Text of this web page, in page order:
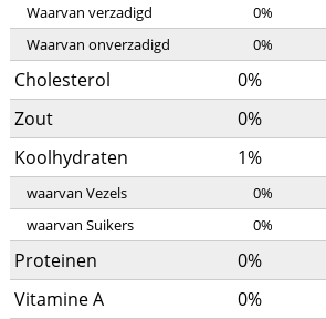
Waarvan verzadigd 0%
Waarvan onverzadigd
0%
Cholesterol 0%
Zout
0%
Koolhydraten
1%
waarvan Vezels 0%
waarvan Suikers
0%
Proteinen 0%
Vitamine A
0%